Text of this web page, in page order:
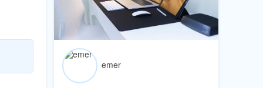
emer